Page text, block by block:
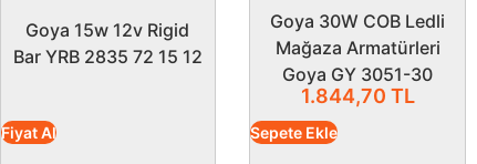
Goya 15w 12v Rigid
Bar YRB 2835 72 15 12
Fiyat Al
Goya 30W COB Ledli
Mağaza Armatürleri
Goya GY 3051-30
1.844,70 TL
Sepete Ekle